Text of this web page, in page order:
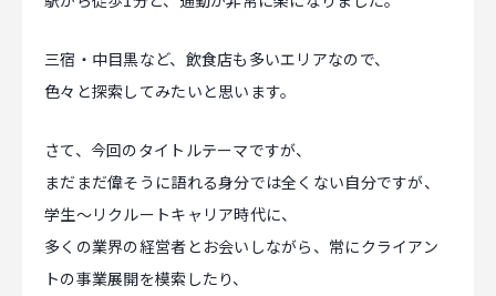
CONTACT
三宿・中目黒など、飲食店も多いエリアなので、
色々と探索してみたいと思います。
さて、今回のタイトルテーマですが、
まだまだ偉そうに語れる身分では全くない自分ですが、
学生～リクルートキャリア時代に、
多くの業界の経営者とお会いしながら、常にクライアン
トの事業展開を模索したり、